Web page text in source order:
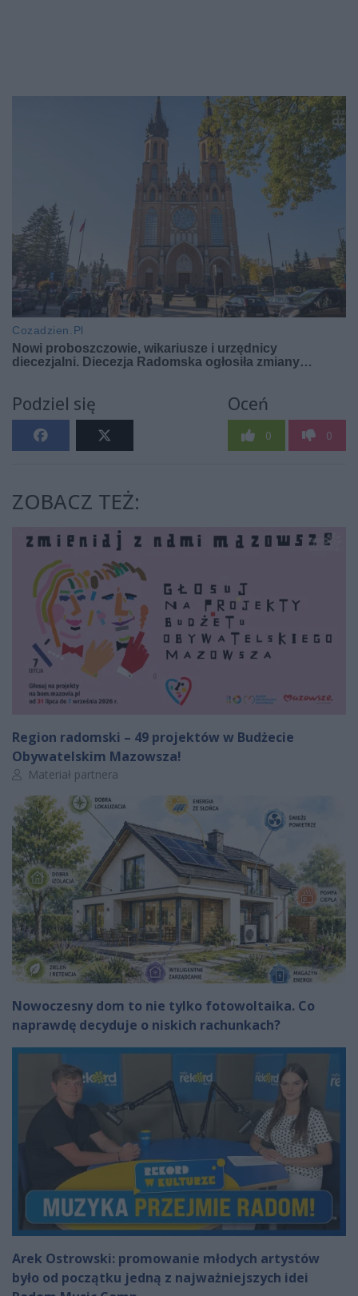
Podziel się Oceń
0 0
ZOBACZ TEŻ:
Region radomski – 49 projektów w Budżecie
Obywatelskim Mazowsza!
Autor artykułu:
Materiał partnera
Nowoczesny dom to nie tylko fotowoltaika. Co
naprawdę decyduje o niskich rachunkach?
Arek Ostrowski: promowanie młodych artystów
było od początku jedną z najważniejszych idei